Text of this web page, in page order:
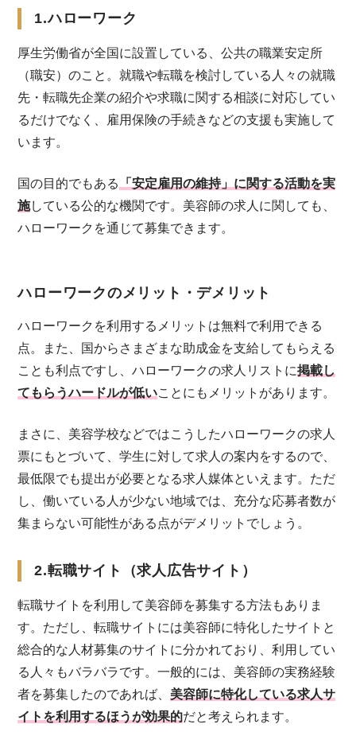
1.ハローワーク
厚生労働省が全国に設置している、公共の職業安定所
（職安）のこと。就職や転職を検討している人々の就職
先・転職先企業の紹介や求職に関する相談に対応してい
るだけでなく、雇用保険の手続きなどの支援も実施して
います。
国の目的でもある
「安定雇用の維持」に関する活動を実
施している公的な機関です。美容師の求人に関しても、
ハローワークを通じて募集できます。
ハローワークのメリット・デメリット
ハローワークを利用するメリットは無料で利用できる
点。また、国からさまざまな助成金を支給してもらえる
ことも利点ですし、ハローワークの求人リストに掲載し
てもらうハードルが低いことにもメリットがあります。
まさに、美容学校などではこうしたハローワークの求人
票にもとづいて、学生に対して求人の案内をするので、
最低限でも提出が必要となる求人媒体といえます。ただ
し、働いている人が少ない地域では、充分な応募者数が
集まらない可能性がある点がデメリットでしょう。
2.転職サイト（求人広告サイト）
転職サイトを利用して美容師を募集する方法もありま
す。ただし、転職サイトには美容師に特化したサイトと
総合的な人材募集のサイトに分かれており、利用してい
る人々もバラバラです。一般的には、美容師の実務経験
者を募集したのであれば、 美容師に特化している求人サ
イトを利用するほうが効果的だと考えられます。